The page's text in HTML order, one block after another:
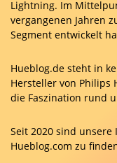
Lightning. Im
vergangenen Jahren
Segment entwickelt
Hueblog.de steht in
Hersteller von Philips
die Faszination rund
Seit 2020 sind
Hueblog.com zu